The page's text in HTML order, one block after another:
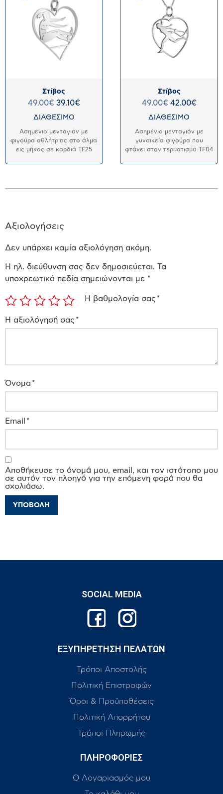
Στίβος
49.00€ 39.10€
ΔΙΑΘΕΣΙΜΟ
Ασημένιο μενταγιόν με
φιγούρα αθλήτριας στο άλμα
εις μήκος σε καρδιά TF25
Στίβος
49.00€ 42.00€
ΔΙΑΘΕΣΙΜΟ
Ασημένιο μενταγιόν με
γυναικεία φιγούρα που
φτάνει στον τερματισμό TF04
Αξιολογήσεις
Δεν υπάρχει καμία αξιολόγηση ακόμη.
Η ηλ. διεύθυνση σας δεν δημοσιεύεται. Τα
υποχρεωτικά πεδία σημειώνονται με *
Η βαθμολογία σας *
Η αξιολόγησή σας *
Όνομα *
Email *
Αποθήκευσε το όνομά μου, email, και τον ιστότοπο μου
σε αυτόν τον πλοηγό για την επόμενη φορά που θα
σχολιάσω.
SOCIAL MEDIA
ΕΞΥΠΗΡΕΤΗΣΗ ΠΕΛΑΤΩΝ
Τρόποι Αποστολής
Πολιτική Επιστροφών
Όροι & Προϋποθέσεις
Πολιτική Απορρήτου
Τρόποι Πληρωμής
ΠΛΗΡΟΦΟΡΙΕΣ
Ο Λογαριασμός μου